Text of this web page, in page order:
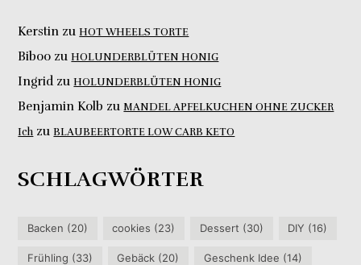
Kerstin zuHOT WHEELS TORTE
Biboo zuHOLUNDERBLÜTEN HONIG
IngridzuHOLUNDERBLÜTEN HONIG
Benjamin Kolb zuMANDEL APFELKUCHEN OHNE ZUCKER
Ich zuBLAUBEERTORTE LOW CARB KETO
SCHLAGWÖRTER
Backen (20) cookies (23) Dessert (30) DIY (16)
Frühling (33) Gebäck (20) Geschenk Idee (14)